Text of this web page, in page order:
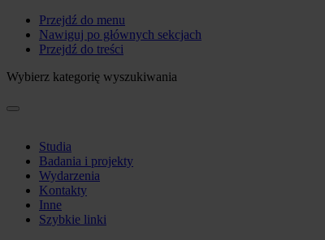
Przejdź do menu
Nawiguj po głównych sekcjach
Przejdź do treści
Wybierz kategorię wyszukiwania
Studia
Badania i projekty
Wydarzenia
Kontakty
Inne
Szybkie linki